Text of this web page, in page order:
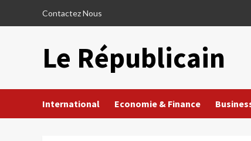
Contactez Nous
Le Républicain
International Economie & Finance